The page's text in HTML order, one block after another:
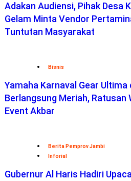
Adakan Audiensi, Pihak Desa
Gelam Minta Vendor
Tuntutan Masyarakat
Bisnis
Yamaha Karnaval Gear
Berlangsung Meriah, Ratusan
Event Akbar
Berita Pemprov Jambi
Inforial
Gubernur Al Haris Hadiri